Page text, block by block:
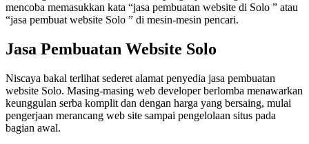
mencoba memasukkan kata “jasa pembuatan website di Solo ” atau
“jasa pembuat website Solo ” di mesin-mesin pencari.
Jasa Pembuatan Website Solo
Niscaya bakal terlihat sederet alamat penyedia jasa pembuatan
website Solo. Masing-masing web developer berlomba menawarkan
keunggulan serba komplit dan dengan harga yang bersaing, mulai
pengerjaan merancang web site sampai pengelolaan situs pada
bagian awal.